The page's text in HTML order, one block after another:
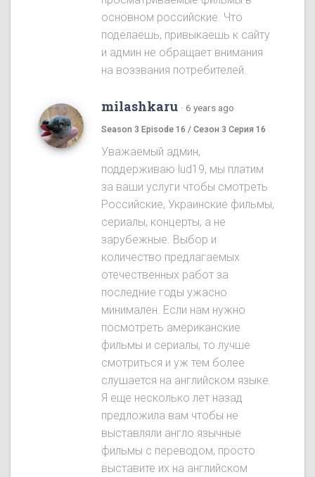
основном российские. Что
поделаешь, привыкаешь к сайту
и админ не обращает внимания
на воззвания потребителей.
milashkaru · 6 years ago
Season 3 Episode 16 / Сезон 3 Серия 16
Уважаемый админ,
поддерживаю lud19, мы платим
за ваши услуги чтобы смотреть
Российские, Украинские фильмы,
сериалы, концерты, а не
зарубежные. Выбор и
количество предлагаемых
отечественных работ за
последние годы ужасно
минимален. Если нам нужно
посмотреть американские
фильмы и сериалы, то лучше
смотриться и уж тем более
слушается на английском языке.
Я еще несколько лет назад
предложила вам чтобы не
выставляли англо язычные
фильмы с переводом, просто
выставите их на английском